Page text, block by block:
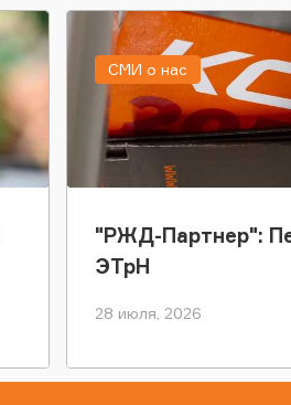
"РЖД-Партнер":
ЭТрН
28 июля, 2026
СМИ о нас